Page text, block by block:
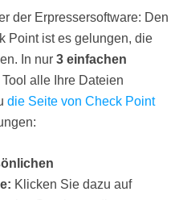
der Erpressersoftware: Den
Point ist es gelungen, die
In nur 3 einfachen
alle Ihre Dateien
die Seite von Check Point
Klicken Sie dazu auf